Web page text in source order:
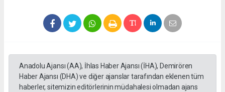
Anadolu Ajansı (AA), İhlas Haber Ajansı (İHA), Demirören
Haber Ajansı (DHA) ve diğer ajanslar tarafından eklenen tüm
haberler, sitemizin editörlerinin müdahalesi olmadan ajans